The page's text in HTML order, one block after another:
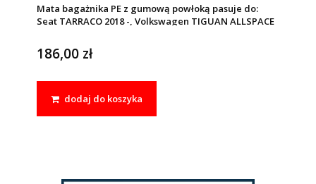
Mata bagażnika PE z gumową powłoką pasuje do:
Seat TARRACO 2018 -, Volkswagen TIGUAN ALLSPACE
186,00 zł
dodaj do koszyka